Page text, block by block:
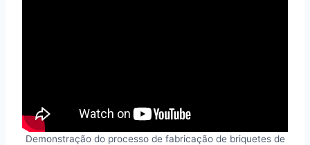
Demonstração do processo de fabricação de briquetes de